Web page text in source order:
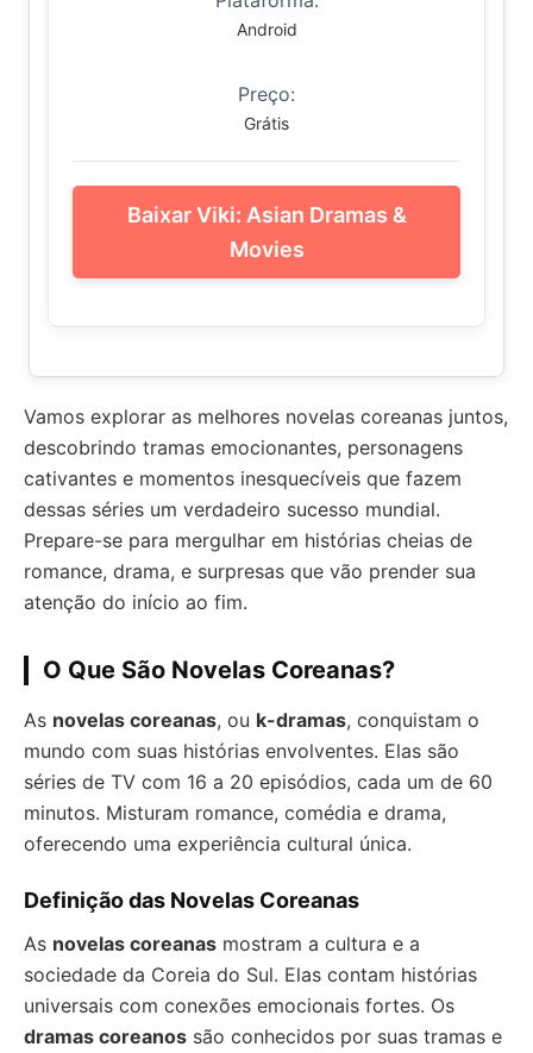
Android
Preço:
Grátis
Baixar Viki: Asian Dramas &
Movies
Vamos explorar as melhores novelas coreanas juntos,
descobrindo tramas emocionantes, personagens
cativantes e momentos inesquecíveis que fazem
dessas séries um verdadeiro sucesso mundial.
Prepare-se para mergulhar em histórias cheias de
romance, drama, e surpresas que vão prender sua
atenção do início ao fim.
O Que São Novelas Coreanas?
As novelas coreanas, ou k-dramas, conquistam o
mundo com suas histórias envolventes. Elas são
séries de TV com 16 a 20 episódios, cada um de 60
minutos. Misturam romance, comédia e drama,
oferecendo uma experiência cultural única.
Definição das Novelas Coreanas
As novelas coreanas mostram a cultura e a
sociedade da Coreia do Sul. Elas contam histórias
universais com conexões emocionais fortes. Os
dramas coreanos são conhecidos por suas tramas e